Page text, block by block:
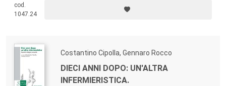
cod.
1047.24
Costantino Cipolla, Gennaro Rocco
DIECI ANNI DOPO: UN'ALTRA
INFERMIERISTICA.